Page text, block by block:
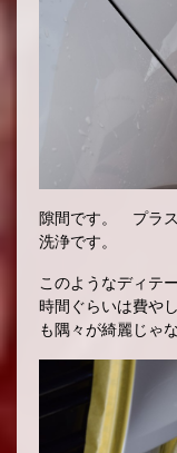
隙間です。 プラ
洗浄です。
このようなディテ
時間ぐらいは費や
も隅々が綺麗じゃ